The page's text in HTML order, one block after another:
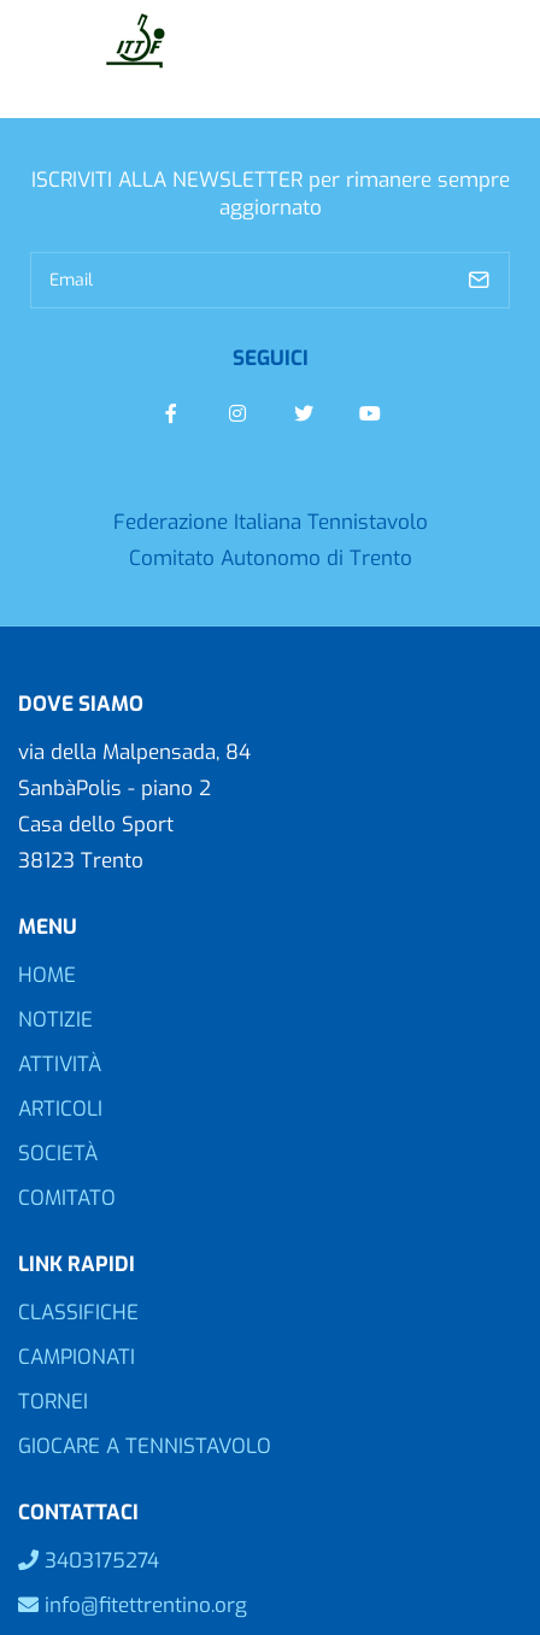
Federazione Italiana Tennistavolo
Comitato Autonomo di Trento
ISCRIVITI ALLA NEWSLETTER per rimanere sempre
aggiornato
SEGUICI
DOVE SIAMO
via della Malpensada, 84
SanbàPolis - piano 2
Casa dello Sport
38123 Trento
MENU
HOME
NOTIZIE
ATTIVITÀ
ARTICOLI
SOCIETÀ
COMITATO
LINK RAPIDI
CLASSIFICHE
CAMPIONATI
TORNEI
GIOCARE A TENNISTAVOLO
CONTATTACI
3403175274
info@fitettrentino.org